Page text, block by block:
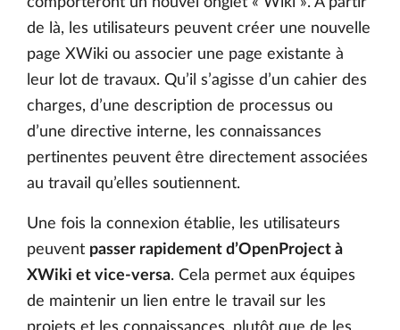
de là, les utilisateurs peuvent créer une nouvelle
page XWiki ou associer une page existante à
leur lot de travaux. Qu’il s’agisse d’un cahier des
charges, d’une description de processus ou
d’une directive interne, les connaissances
pertinentes peuvent être directement associées
au travail qu’elles soutiennent.
Une fois la connexion établie, les utilisateurs
peuvent passer rapidement d’OpenProject à
XWiki et vice-versa. Cela permet aux équipes
de maintenir un lien entre le travail sur les